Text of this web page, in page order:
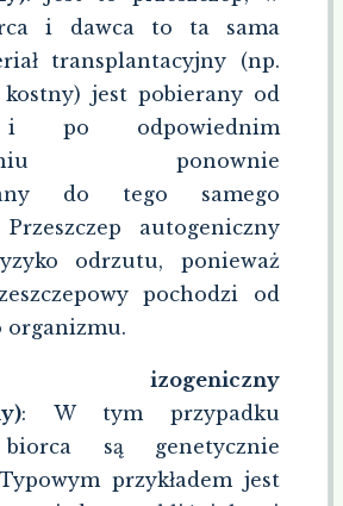
i dawca to ta sama
transplantacyjny (np.
kostny) jest pobierany od
i po odpowiednim
ponownie
do tego samego
autogeniczny
odrzutu, ponieważ
pochodzi od
organizmu.
izogeniczny
: W tym przypadku
są genetycznie
przykładem jest